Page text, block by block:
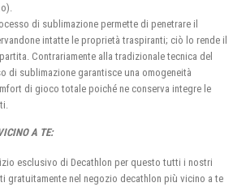
di sublimazione permette di penetrare il
intatte le proprietà traspiranti; ciò lo rende il
Contrariamente alla tradizionale tecnica del
di sublimazione garantisce una omogeneità
di gioco totale poiché ne conserva integre le
A TE:
esclusivo di Decathlon per questo tutti i nostri
gratuitamente nel negozio decathlon più vicino a te